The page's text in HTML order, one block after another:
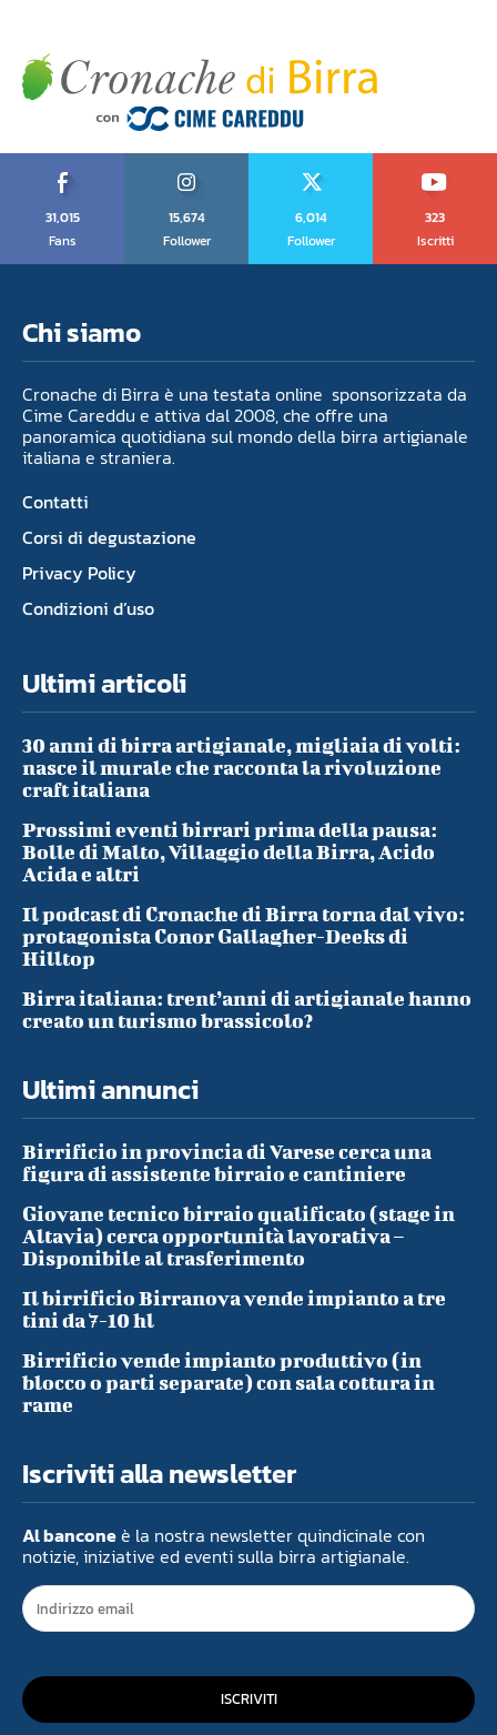
31,015
Fans
15,674
Follower
6,014
Follower
323
Iscritti
Chi siamo
Cronache di Birra è una testata online sponsorizzata da
Cime Careddu e attiva dal 2008, che offre una
panoramica quotidiana sul mondo della birra artigianale
italiana e straniera.
Contatti
Corsi di degustazione
Privacy Policy
Condizioni d’uso
Ultimi articoli
30 anni di birra artigianale, migliaia di volti:
nasce il murale che racconta la rivoluzione
craft italiana
Prossimi eventi birrari prima della pausa:
Bolle di Malto, Villaggio della Birra, Acido
Acida e altri
Il podcast di Cronache di Birra torna dal vivo:
protagonista Conor Gallagher-Deeks di
Hilltop
Birra italiana: trent’anni di artigianale hanno
creato un turismo brassicolo?
Ultimi annunci
Birrificio in provincia di Varese cerca una
figura di assistente birraio e cantiniere
Giovane tecnico birraio qualificato (stage in
Altavia) cerca opportunità lavorativa –
Disponibile al trasferimento
Il birrificio Birranova vende impianto a tre
tini da 7-10 hl
Birrificio vende impianto produttivo (in
blocco o parti separate) con sala cottura in
rame
Iscriviti alla newsletter
Al banconeè la nostra newsletter quindicinale con
notizie, iniziative ed eventi sulla birra artigianale.
ISCRIVITI